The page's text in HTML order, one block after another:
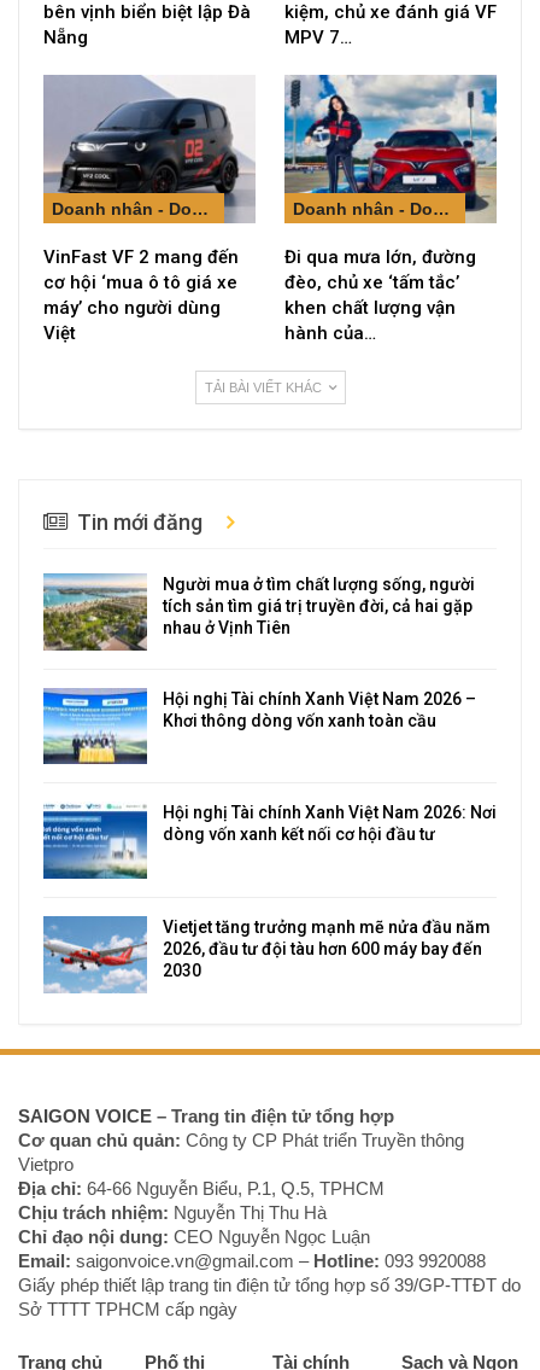
bên vịnh biển biệt lập Đà
Nẵng
kiệm, chủ xe đánh giá VF
MPV 7…
Doanh nhân - Doanh nghiệp
VinFast VF 2 mang đến
cơ hội ‘mua ô tô giá xe
máy’ cho người dùng
Việt
Doanh nhân - Doanh nghiệp
Đi qua mưa lớn, đường
đèo, chủ xe ‘tấm tắc’
khen chất lượng vận
hành của…
TẢI BÀI VIẾT KHÁC
Tin mới đăng
Người mua ở tìm chất lượng sống, người
tích sản tìm giá trị truyền đời, cả hai gặp
nhau ở Vịnh Tiên
Hội nghị Tài chính Xanh Việt Nam 2026 –
Khơi thông dòng vốn xanh toàn cầu
Hội nghị Tài chính Xanh Việt Nam 2026: Nơi
dòng vốn xanh kết nối cơ hội đầu tư
Vietjet tăng trưởng mạnh mẽ nửa đầu năm
2026, đầu tư đội tàu hơn 600 máy bay đến
2030
SAIGON VOICE – Trang tin điện tử tổng hợp
Cơ quan chủ quản: Công ty CP Phát triển Truyền thông
Vietpro
Địa chỉ: 64-66 Nguyễn Biểu, P.1, Q.5, TPHCM
Chịu trách nhiệm: Nguyễn Thị Thu Hà
Chỉ đạo nội dung: CEO Nguyễn Ngọc Luận
Email: saigonvoice.vn@gmail.com – Hotline: 093 9920088‬
Giấy phép thiết lập trang tin điện tử tổng hợp số 39/GP-TTĐT do
Sở TTTT TPHCM cấp ngày
Trang chủ Phố thị Tài chính Sạch và Ngon